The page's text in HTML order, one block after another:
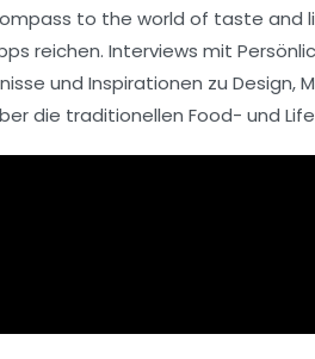
to the world of taste and
reichen. Interviews mit
und Inspirationen zu Design,
die traditionellen Food- und